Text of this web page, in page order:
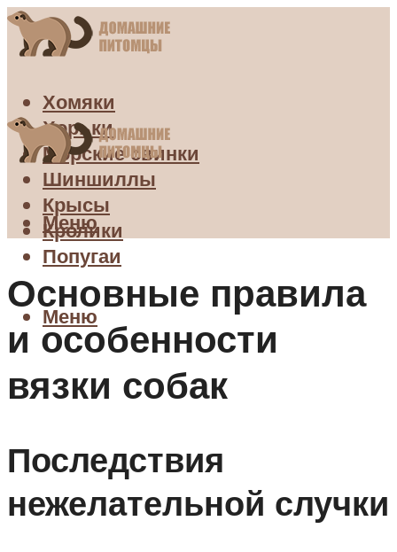
Хомяки
Хорьки
Морские свинки
Шиншиллы
Крысы
Кролики
Попугаи
Меню
Меню
Основные правила
и особенности
вязки собак
Последствия
нежелательной случки